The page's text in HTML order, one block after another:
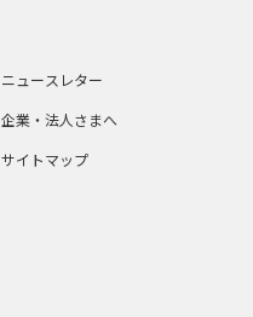
ニュースレター
企業・法人さまへ
サイトマップ